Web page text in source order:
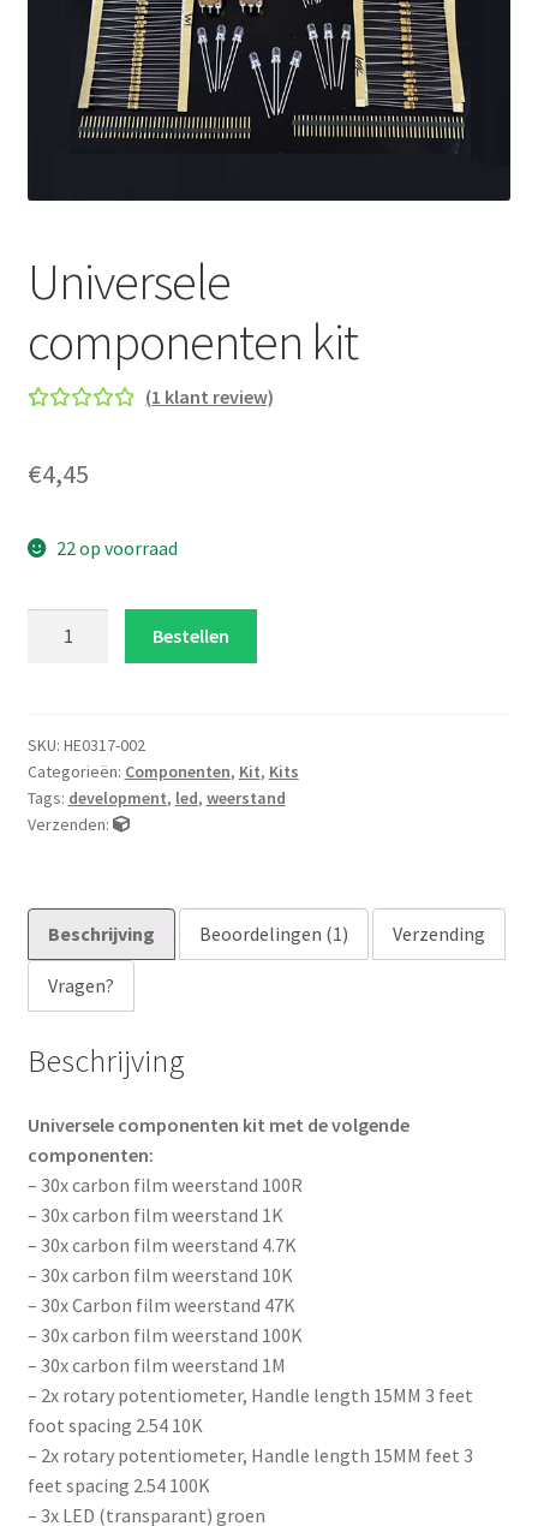
Universele
componenten kit
op 5
d op
oordeli
(1 klant review)
€4,45
22 op voorraad
Bestellen
SKU: HE0317-002
Categorieën: Componenten, Kit, Kits
Tags: development, led, weerstand
Verzenden:
Beschrijving Beoordelingen (1) Verzending
Vragen?
Beschrijving
Universele componenten kit met de volgende
componenten:
– 30x carbon film weerstand 100R
– 30x carbon film weerstand 1K
– 30x carbon film weerstand 4.7K
– 30x carbon film weerstand 10K
– 30x Carbon film weerstand 47K
– 30x carbon film weerstand 100K
– 30x carbon film weerstand 1M
– 2x rotary potentiometer, Handle length 15MM 3 feet
foot spacing 2.54 10K
– 2x rotary potentiometer, Handle length 15MM feet 3
feet spacing 2.54 100K
– 3x LED (transparant) groen